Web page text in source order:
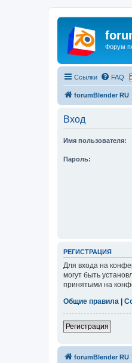
Форум
Ссылки FAQ
forumBlender RU
Вход
Имя пользователя:
Пароль:
РЕГИСТРАЦИЯ
Для входа на
могут быть
принятыми на
Общие правила
Регистрация
forumBlender RU